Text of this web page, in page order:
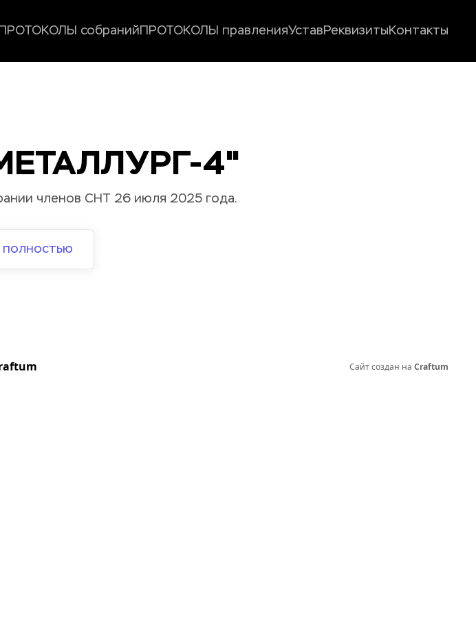
ПРОТОКОЛЫ собранийПРОТОКОЛЫ правленияУставРеквизитыКонтакты
4"
членов СНТ 26 июля 2025 года.
полностью
Сайт создан на Craftum